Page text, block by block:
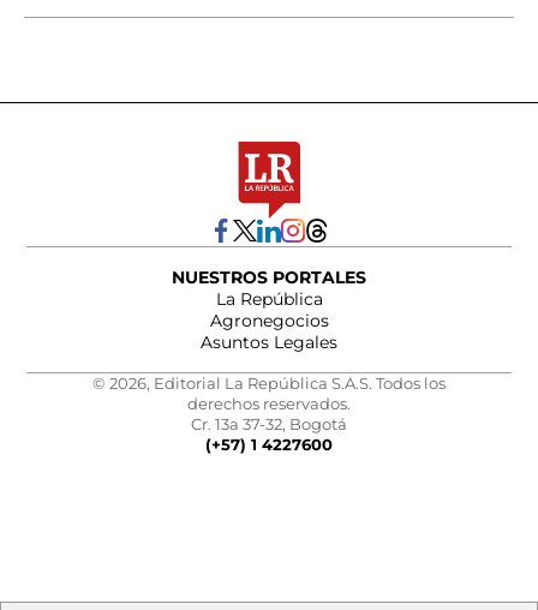
NUESTROS PORTALES
La República
Agronegocios
Asuntos Legales
© 2026, Editorial La República S.A.S. Todos los
derechos reservados.
Cr. 13a 37-32, Bogotá
(+57) 1 4227600